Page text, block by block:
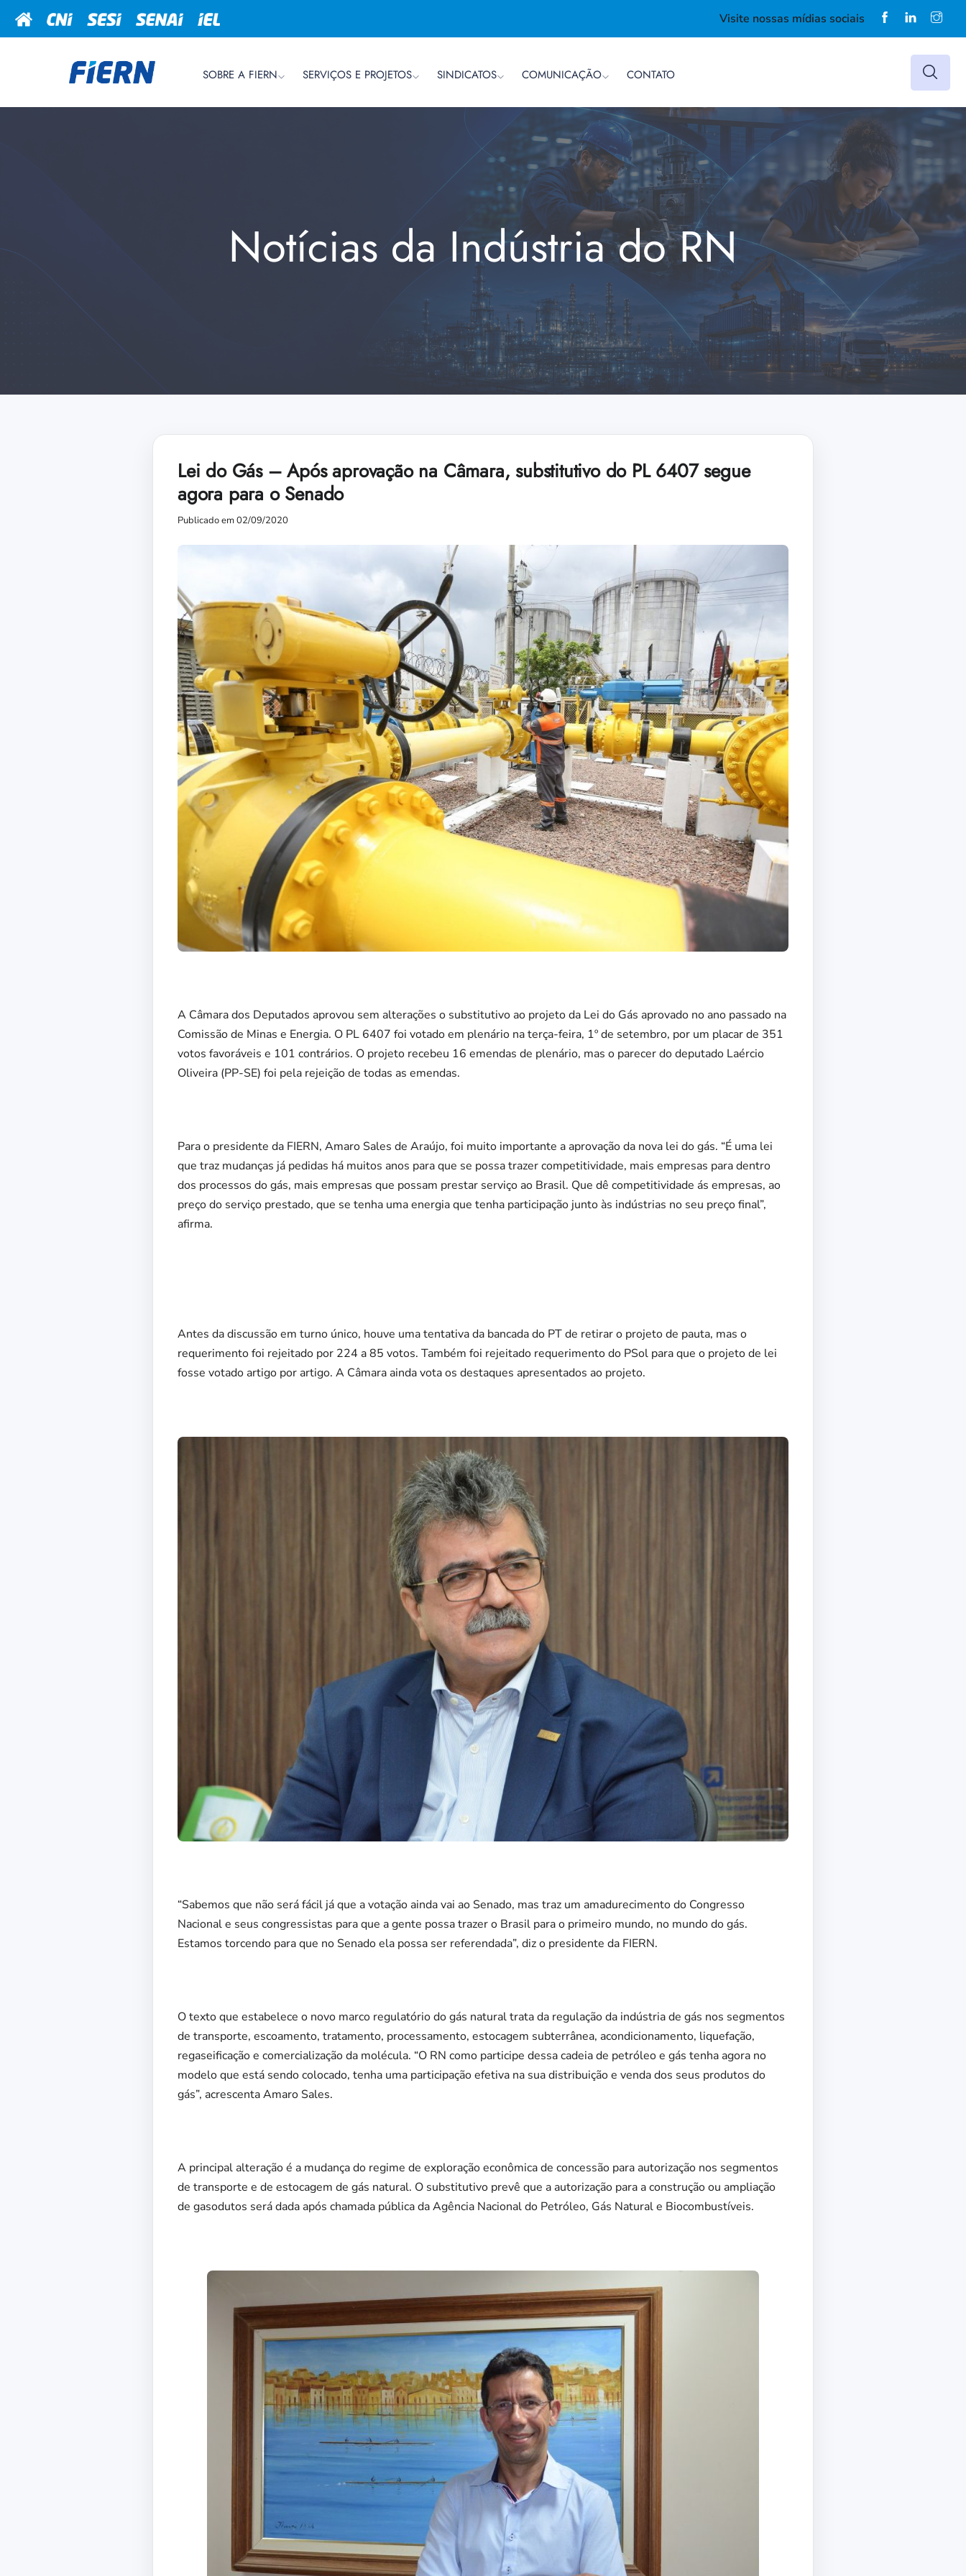
Visite nossas mídias sociais
SOBRE A FIERN SERVIÇOS E PROJETOS SINDICATOS COMUNICAÇÃO CONTATO
Notícias da Indústria do RN
Lei do Gás – Após aprovação na Câmara, substitutivo do PL 6407 segue
agora para o Senado
Publicado em 02/09/2020
A Câmara dos Deputados aprovou sem alterações o substitutivo ao projeto da Lei do Gás aprovado no ano passado na
Comissão de Minas e Energia. O PL 6407 foi votado em plenário na terça-feira, 1º de setembro, por um placar de 351
votos favoráveis e 101 contrários. O projeto recebeu 16 emendas de plenário, mas o parecer do deputado Laércio
Oliveira (PP-SE) foi pela rejeição de todas as emendas.
Para o presidente da FIERN, Amaro Sales de Araújo, foi muito importante a aprovação da nova lei do gás. “É uma lei
que traz mudanças já pedidas há muitos anos para que se possa trazer competitividade, mais empresas para dentro
dos processos do gás, mais empresas que possam prestar serviço ao Brasil. Que dê competitividade ás empresas, ao
preço do serviço prestado, que se tenha uma energia que tenha participação junto às indústrias no seu preço final”,
afirma.
Antes da discussão em turno único, houve uma tentativa da bancada do PT de retirar o projeto de pauta, mas o
requerimento foi rejeitado por 224 a 85 votos. Também foi rejeitado requerimento do PSol para que o projeto de lei
fosse votado artigo por artigo. A Câmara ainda vota os destaques apresentados ao projeto.
“Sabemos que não será fácil já que a votação ainda vai ao Senado, mas traz um amadurecimento do Congresso
Nacional e seus congressistas para que a gente possa trazer o Brasil para o primeiro mundo, no mundo do gás.
Estamos torcendo para que no Senado ela possa ser referendada”, diz o presidente da FIERN.
O texto que estabelece o novo marco regulatório do gás natural trata da regulação da indústria de gás nos segmentos
de transporte, escoamento, tratamento, processamento, estocagem subterrânea, acondicionamento, liquefação,
regaseificação e comercialização da molécula. “O RN como participe dessa cadeia de petróleo e gás tenha agora no
modelo que está sendo colocado, tenha uma participação efetiva na sua distribuição e venda dos seus produtos do
gás”, acrescenta Amaro Sales.
A principal alteração é a mudança do regime de exploração econômica de concessão para autorização nos segmentos
de transporte e de estocagem de gás natural. O substitutivo prevê que a autorização para a construção ou ampliação
de gasodutos será dada após chamada pública da Agência Nacional do Petróleo, Gás Natural e Biocombustíveis.